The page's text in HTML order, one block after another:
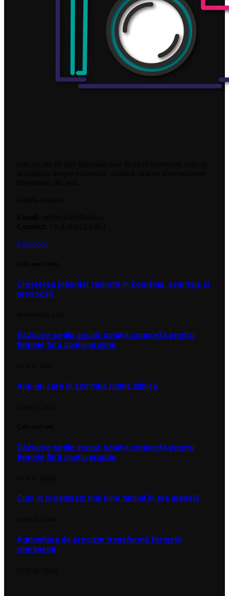
Facebook
Creșterea joburilor remote în România: avantaje și
provocări
Găzduire sediu social: soluția completă pentru
firmele fără spațiu propriu
App-uri care îți schimbă rutina zilnică
Găzduire sediu social: soluția completă pentru
firmele fără spațiu propriu
Cum îți organizezi mai bine timpul în era digitală
Agricultura de precizie transformă fermele
românești